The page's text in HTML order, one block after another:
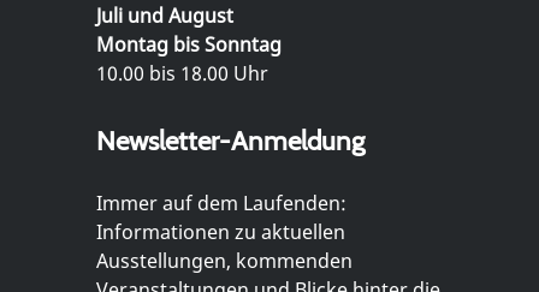
Juli und August
Montag bis Sonntag
10.00 bis 18.00 Uhr
Newsletter-Anmeldung
Immer auf dem Laufenden:
Informationen zu aktuellen
Ausstellungen, kommenden